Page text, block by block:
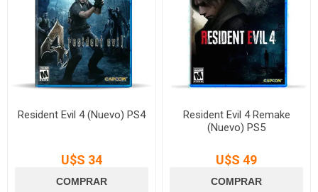
Resident Evil 4 (Nuevo) PS4
U$S 34
Resident Evil 4 Remake
(Nuevo) PS5
U$S 49